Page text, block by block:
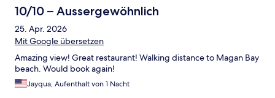
10/10 – Aussergewöhnlich
25. Apr. 2026
Mit Google übersetzen
Amazing view! Great restaurant! Walking distance to Magan Bay
beach. Would book again!
Jayqua, Aufenthalt von 1 Nacht